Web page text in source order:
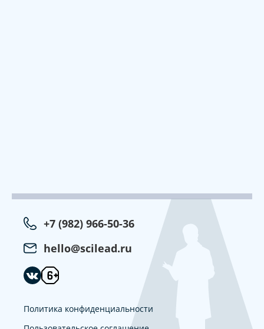
+7 (982) 966-50-36
hello@scilead.ru
Политика конфиденциальности